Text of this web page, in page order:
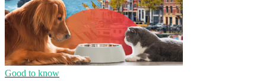
Good to know